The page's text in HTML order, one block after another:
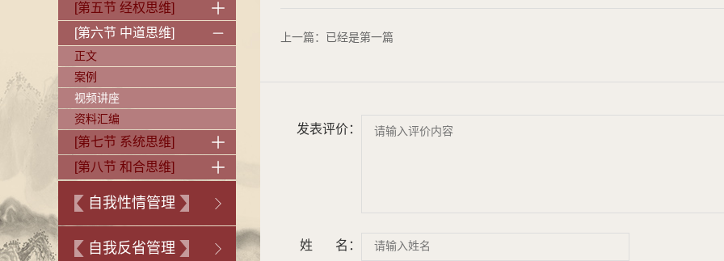
[第五节 经权思维]
[第六节 中道思维]
正文
案例
视频讲座
资料汇编
[第七节 系统思维]
[第八节 和合思维]
自我性情管理
自我反省管理
上一篇：已经是第一篇
发表评价：
姓 名：